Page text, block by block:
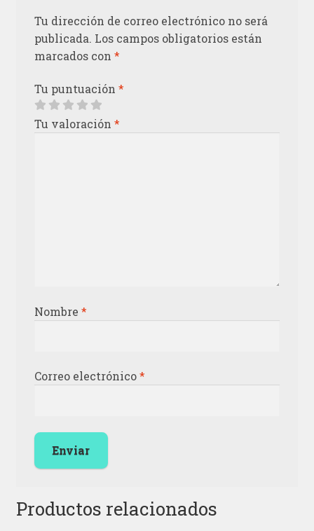
Tu dirección de correo electrónico no será
publicada. Los campos obligatorios están
marcados con *
Tu puntuación *
Tu valoración *
Nombre *
Correo electrónico*
Productos relacionados